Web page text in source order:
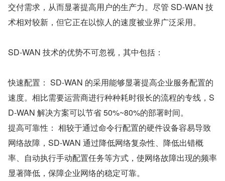
交付需求，从而显著提高用户的生产力。尽管 SD-WAN 技
术相对较新，但它正在以惊人的速度被业界广泛采用。
SD-WAN 技术的优势不可忽视，其中包括：
快速配置： SD-WAN 的采用能够显著提高企业服务配置的
速度。相比需要运营商进行种种耗时很长的流程的专线，S
D-WAN 解决方案可以节省 50%~80%的部署时间。
提高可靠性： 相较于通过命令行配置的硬件设备容易导致
网络故障，SD-WAN 通过降低网络复杂性、降低出错概
率、自动执行手动配置任务等方式，使网络故障出现的频率
显著降低，保障企业网络的稳定可靠。